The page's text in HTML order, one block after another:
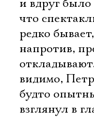
и вдруг
что
редко
напротив,
видимо,
будто
взглянул в